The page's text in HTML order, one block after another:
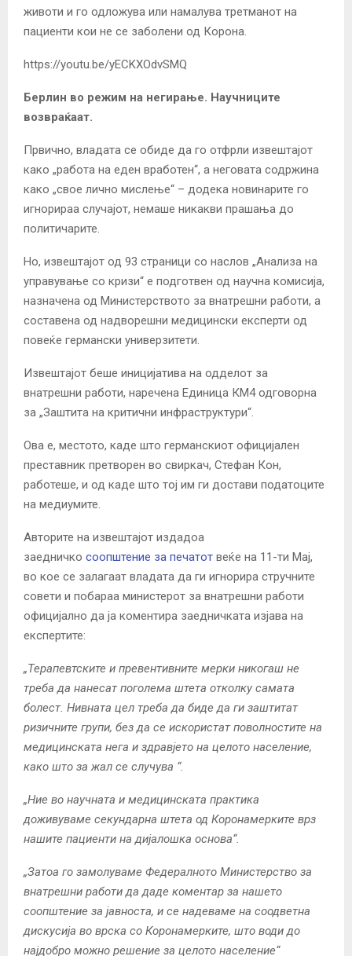
животи и го одложува или намалува третманот на
пациенти кои не се заболени од Корона.
https://youtu.be/yECKXOdvSMQ
Берлин во режим на негирање. Научниците
возвраќаат.
Првично, владата се обиде да го отфрли извештајот
како „работа на еден вработен“, а неговата содржина
како „свое лично мислење“ – додека новинарите го
игнорираа случајот, немаше никакви прашања до
политичарите.
Но, извештајот од 93 страници со наслов „Анализа на
управување со кризи“ е подготвен од научна комисија,
назначена од Министерството за внатрешни работи, а
составена од надворешни медицински експерти од
повеќе германски универзитети.
Извештајот беше иницијатива на одделот за
внатрешни работи, наречена Единица КМ4 одговорна
за „Заштита на критични инфраструктури“.
Ова е, местото, каде што германскиот официјален
преставник претворен во свиркач, Стефан Кон,
работеше, и од каде што тој им ги достави податоците
на медиумите.
Авторите на извештајот издадоа
заедничко соопштение за печатот веќе на 11-ти Мај,
во кое се залагаат владата да ги игнорира стручните
совети и побараа министерот за внатрешни работи
официјално да ја коментира заедничката изјава на
експертите:
„Терапевтските и превентивните мерки никогаш не
треба да нанесат поголема штета отколку самата
болест. Нивната цел треба да биде да ги заштитат
ризичните групи, без да се искористат поволностите на
медицинската нега и здравјето на целото население,
како што за жал се случува “.
„Ние во научната и медицинската практика
доживуваме секундарна штета од Коронамерките врз
нашите пациенти на дијалошка основа“.
„Затоа го замолуваме Федералното Министерство за
внатрешни работи да даде коментар за нашето
соопштение за јавноста, и се надеваме на соодветна
дискусија во врска со Коронамерките, што води до
најдобро можно решение за целото население“